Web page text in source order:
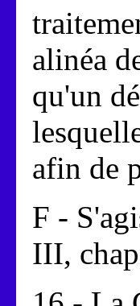
alinéa
qu'un
afin de
F -
III,